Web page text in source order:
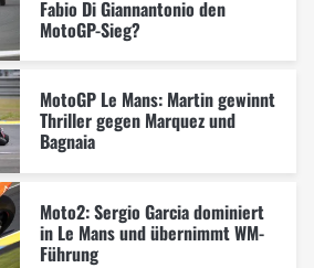
Fabio Di Giannantonio den
MotoGP-Sieg?
MotoGP Le Mans: Martin gewinnt
Thriller gegen Marquez und
Bagnaia
Moto2: Sergio Garcia dominiert
in Le Mans und übernimmt WM-
Führung